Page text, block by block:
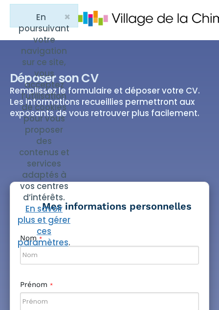
×
Close
En
poursuivant
votre
navigation
sur ce site,
vous
acceptez
l’utilisation
de cookies
pour vous
proposer
des
contenus et
services
adaptés à
vos centres
d’intérêts.
En savoir
plus et gérer
ces
paramètres.
Dépose ton CV
Déposer son CV
Remplissez le formulaire et déposer votre CV.
Les informations recueillies permettront aux
exposants de vous retrouver plus facilement.
Mes informations personnelles
Nom*
Prénom *